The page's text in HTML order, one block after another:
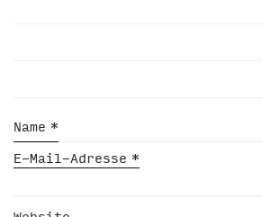
Name *
E-Mail-Adresse *